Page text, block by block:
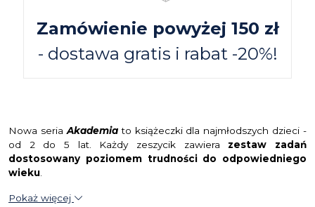
Zamówienie powyżej 150 zł
- dostawa gratis i rabat -20%!
Nowa seria Akademiato książeczki dla najmłodszych dzieci -
od 2 do 5 lat. Każdy zeszycik zawiera zestaw zadań
dostosowany poziomem trudności do odpowiedniego
wieku
Pokaż więcej